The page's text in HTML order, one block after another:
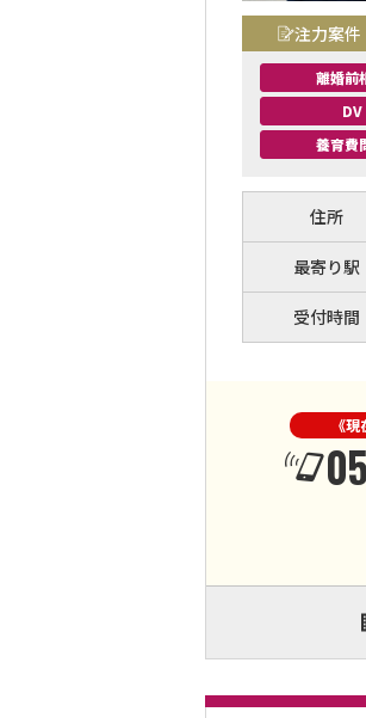
注力案件
離婚前
DV
養育費
住所
最寄り駅
受付時間
《